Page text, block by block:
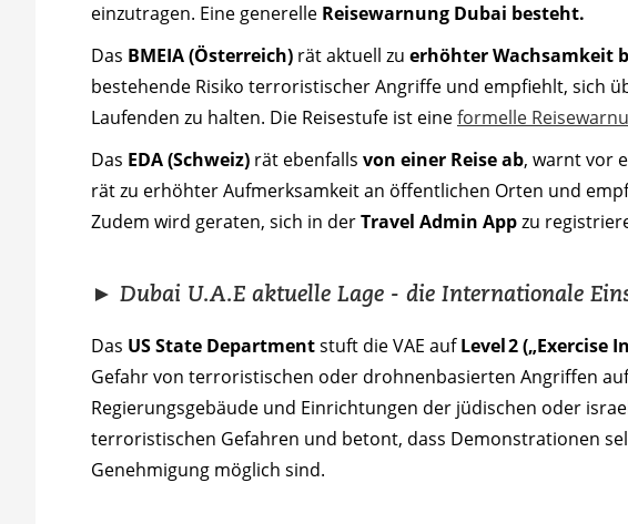
einzutragen. Eine generelle Reisewarnung Dubai besteht.
Das BMEIA (Österreich) rät aktuell zu erhöhter Wachsamkeit
bestehende Risiko terroristischer Angriffe und empfiehlt, sich
Laufenden zu halten. Die Reisestufe ist eineformelle
Das EDA (Schweiz) rät ebenfalls von einer Reise ab, warnt vor
rät zu erhöhter Aufmerksamkeit an öffentlichen Orten und
Zudem wird geraten, sich in derTravel Admin Appzu
► Dubai U.A.E aktuelle Lage - die Internationale
Das US State Departmentstuft die VAE aufLevel 2 („Exercise
Gefahr von terroristischen oder drohnenbasierten Angriffen
Regierungsgebäude und Einrichtungen der jüdischen oder
terroristischen Gefahren und betont, dass Demonstrationen
Genehmigung möglich sind.